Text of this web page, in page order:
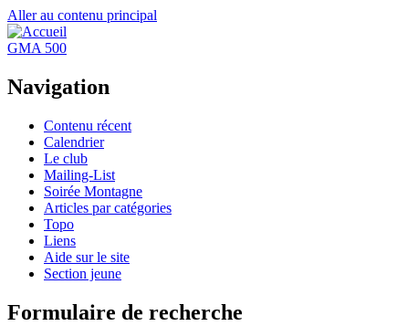
Aller au contenu principal
GMA 500
Navigation
Contenu récent
Calendrier
Le club
Mailing-List
Soirée Montagne
Articles par catégories
Topo
Liens
Aide sur le site
Section jeune
Formulaire de recherche